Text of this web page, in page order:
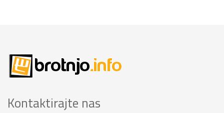
Kontaktirajte nas